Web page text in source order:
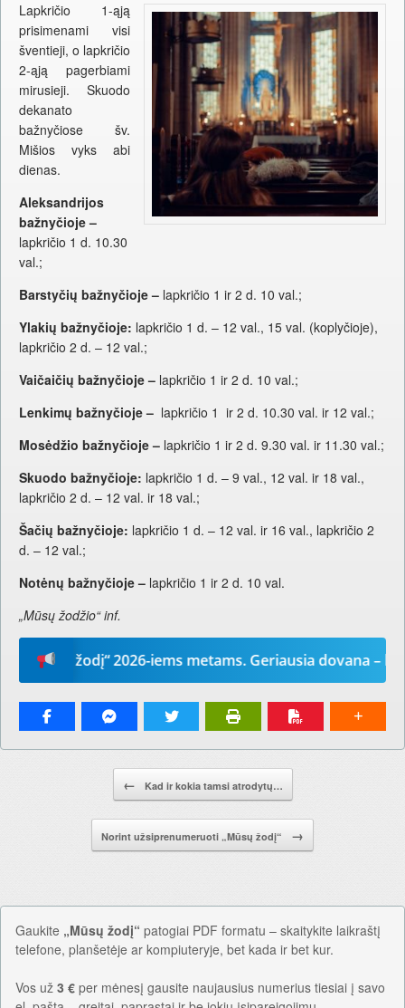
Lapkričio 1-ąją
prisimenami visi
šventieji, o lapkričio
2-ąją pagerbiami
mirusieji. Skuodo
dekanato
bažnyčiose šv.
Mišios vyks abi
dienas.
Aleksandrijos
bažnyčioje –
lapkričio 1 d. 10.30
val.;
Barstyčių bažnyčioje – lapkričio 1 ir 2 d. 10 val.;
Ylakių bažnyčioje: lapkričio 1 d. – 12 val., 15 val. (koplyčioje),
lapkričio 2 d. – 12 val.;
Vaičaičių bažnyčioje – lapkričio 1 ir 2 d. 10 val.;
Lenkimų bažnyčioje – lapkričio 1 ir 2 d. 10.30 val. ir 12 val.;
Mosėdžio bažnyčioje – lapkričio 1 ir 2 d. 9.30 val. ir 11.30 val.;
Skuodo bažnyčioje: lapkričio 1 d. – 9 val., 12 val. ir 18 val.,
lapkričio 2 d. – 12 val. ir 18 val.;
Šačių bažnyčioje: lapkričio 1 d. – 12 val. ir 16 val., lapkričio 2
d. – 12 val.;
Notėnų bažnyčioje – lapkričio 1 ir 2 d. 10 val.
„Mūsų žodžio“ inf.
žodį“ 2026-iems metams. Geriausia dovana –
← Kad ir kokia tamsi atrodytų…
Norint užsiprenumeruoti „Mūsų žodį“ →
Gaukite „Mūsų žodį“ patogiai PDF formatu – skaitykite laikraštį
telefone, planšetėje ar kompiuteryje, bet kada ir bet kur.
Vos už 3 € per mėnesį gausite naujausius numerius tiesiai į savo